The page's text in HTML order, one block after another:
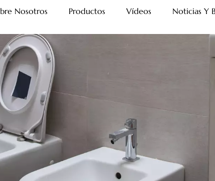
Nosotros Productos Vídeos Noticias Y